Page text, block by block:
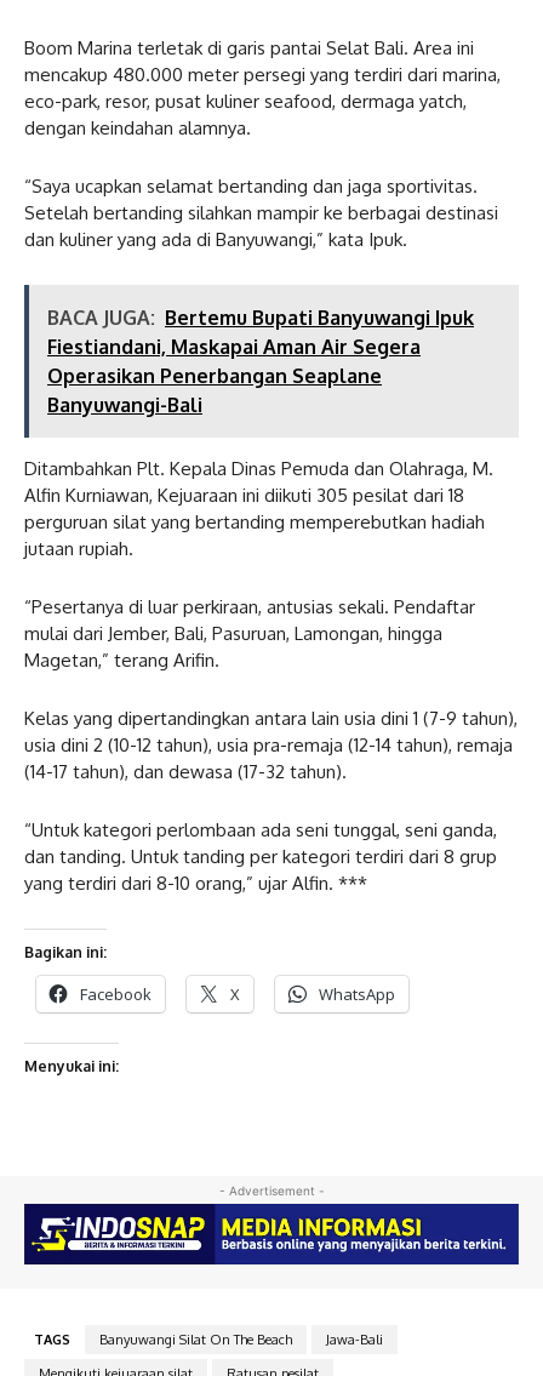
Boom Marina terletak di garis pantai Selat Bali. Area ini
mencakup 480.000 meter persegi yang terdiri dari marina,
eco-park, resor, pusat kuliner seafood, dermaga yatch,
dengan keindahan alamnya.
“Saya ucapkan selamat bertanding dan jaga sportivitas.
Setelah bertanding silahkan mampir ke berbagai destinasi
dan kuliner yang ada di Banyuwangi,” kata Ipuk.
BACA JUGA: Bertemu Bupati Banyuwangi Ipuk
Fiestiandani, Maskapai Aman Air Segera
Operasikan Penerbangan Seaplane
Banyuwangi-Bali
Ditambahkan Plt. Kepala Dinas Pemuda dan Olahraga, M.
Alfin Kurniawan, Kejuaraan ini diikuti 305 pesilat dari 18
perguruan silat yang bertanding memperebutkan hadiah
jutaan rupiah.
“Pesertanya di luar perkiraan, antusias sekali. Pendaftar
mulai dari Jember, Bali, Pasuruan, Lamongan, hingga
Magetan,” terang Arifin.
Kelas yang dipertandingkan antara lain usia dini 1 (7-9 tahun),
usia dini 2 (10-12 tahun), usia pra-remaja (12-14 tahun), remaja
(14-17 tahun), dan dewasa (17-32 tahun).
“Untuk kategori perlombaan ada seni tunggal, seni ganda,
dan tanding. Untuk tanding per kategori terdiri dari 8 grup
yang terdiri dari 8-10 orang,” ujar Alfin. ***
Bagikan ini:
Facebook X WhatsApp
Menyukai ini:
- Advertisement -
TAGS Banyuwangi Silat On The Beach
Jawa-Bali